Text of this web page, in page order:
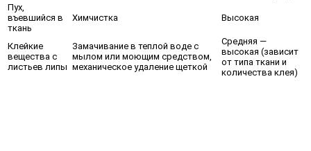
Пух,
въевшийся в
ткань
Химчистка Высокая
Клейкие
вещества с
листьев липы
Замачивание в теплой воде с
мылом или моющим средством,
механическое удаление щеткой
Средняя —
высокая (зависит
от типа ткани и
количества клея)